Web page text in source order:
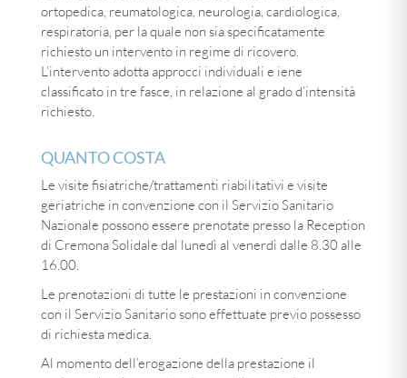
ortopedica, reumatologica, neurologia, cardiologica,
respiratoria, per la quale non sia specificatamente
richiesto un intervento in regime di ricovero.
L’intervento adotta approcci individuali e iene
classificato in tre fasce, in relazione al grado d’intensità
richiesto.
QUANTO COSTA
Le visite fisiatriche/trattamenti riabilitativi e visite
geriatriche in convenzione con il Servizio Sanitario
Nazionale possono essere prenotate presso la Reception
di Cremona Solidale dal lunedì al venerdì dalle 8.30 alle
16.00.
Le prenotazioni di tutte le prestazioni in convenzione
con il Servizio Sanitario sono effettuate previo possesso
di richiesta medica.
Al momento dell’erogazione della prestazione il